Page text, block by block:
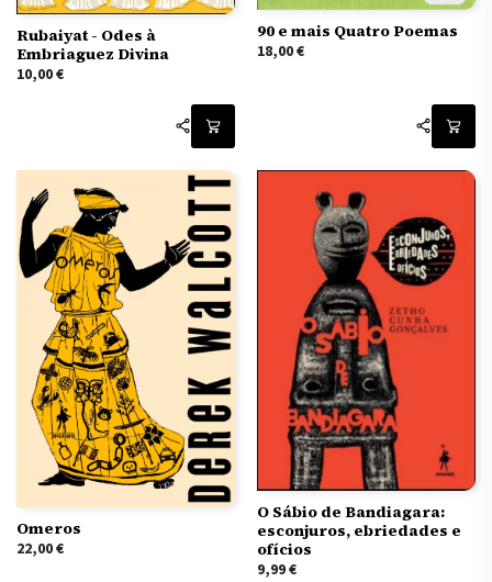
Rubaiyat - Odes à
Embriaguez Divina
10,00€
90 e mais Quatro Poemas
18,00€
Omeros
22,00€
O Sábio de Bandiagara:
esconjuros, ebriedades e
ofícios
9,99€